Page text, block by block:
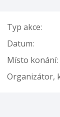
Typ akce:
Datum:
Místo konání:
Organizátor,